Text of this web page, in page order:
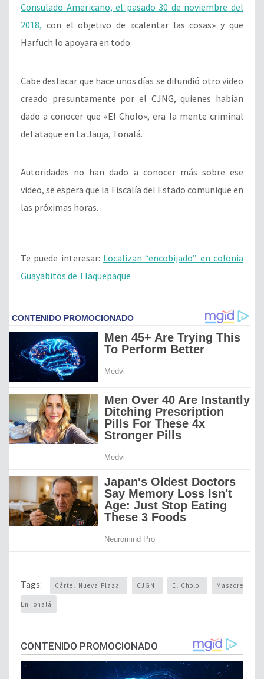
Consulado Americano, el pasado 30 de noviembre del
2018, con el objetivo de «calentar las cosas» y que
Harfuch lo apoyara en todo.
Cabe destacar que hace unos días se difundió otro video
creado presuntamente por el CJNG, quienes habían
dado a conocer que «El Cholo», era la mente criminal
del ataque en La Jauja, Tonalá.
Autoridades no han dado a conocer más sobre ese
video, se espera que la Fiscalía del Estado comunique en
las próximas horas.
Te puede interesar: Localizan “encobijado” en colonia
Guayabitos de Tlaquepaque
Tags: Cártel Nueva Plaza CJGN El Cholo Masacre
En Tonalá
CONTENIDO PROMOCIONADO